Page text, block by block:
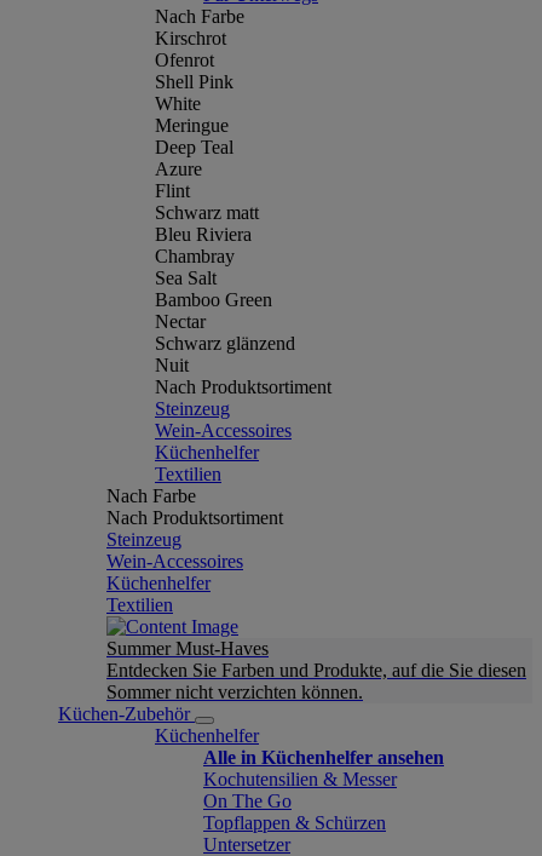
Nach Farbe
Kirschrot
Ofenrot
Shell Pink
White
Meringue
Deep Teal
Azure
Flint
Schwarz matt
Bleu Riviera
Chambray
Sea Salt
Bamboo Green
Nectar
Schwarz glänzend
Nuit
Nach Produktsortiment
Steinzeug
Wein-Accessoires
Küchenhelfer
Textilien
Nach Farbe
Nach Produktsortiment
Steinzeug
Wein-Accessoires
Küchenhelfer
Textilien
Summer Must-Haves
Entdecken Sie Farben und Produkte, auf die Sie diesen
Sommer nicht verzichten können.
Küchen-Zubehör
Küchenhelfer
Alle in Küchenhelfer ansehen
Kochutensilien & Messer
On The Go
Topflappen & Schürzen
Untersetzer